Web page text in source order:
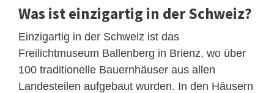
Was ist einzigartig in der Schweiz?
Einzigartig in der Schweiz ist das
Freilichtmuseum Ballenberg in Brienz, wo über
100 traditionelle Bauernhäuser aus allen
Landesteilen aufgebaut wurden. In den Häusern